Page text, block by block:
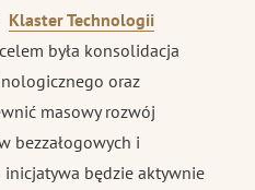
Klaster Technologii
była konsolidacja
oraz
masowy rozwój
bezzałogowych i
będzie aktywnie